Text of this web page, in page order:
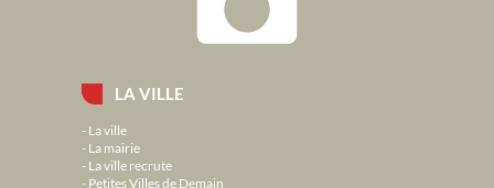
LA VILLE
La ville
La mairie
La ville recrute
Petites Villes de Demain